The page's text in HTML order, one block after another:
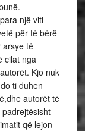
një viti
për të bërë
arsye të
cilat nga
Kjo nuk
ti duhen
autorët të
që lejon